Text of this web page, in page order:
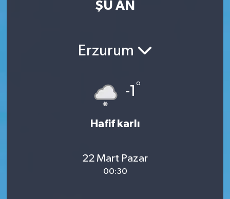
ŞU AN
Erzurum
-1°
Hafif karlı
22 Mart Pazar
00:30